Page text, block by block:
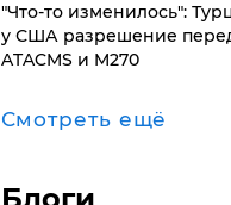
​"Что-то изменилось":
у США разрешение
ATACMS и M270
Смотреть ещё